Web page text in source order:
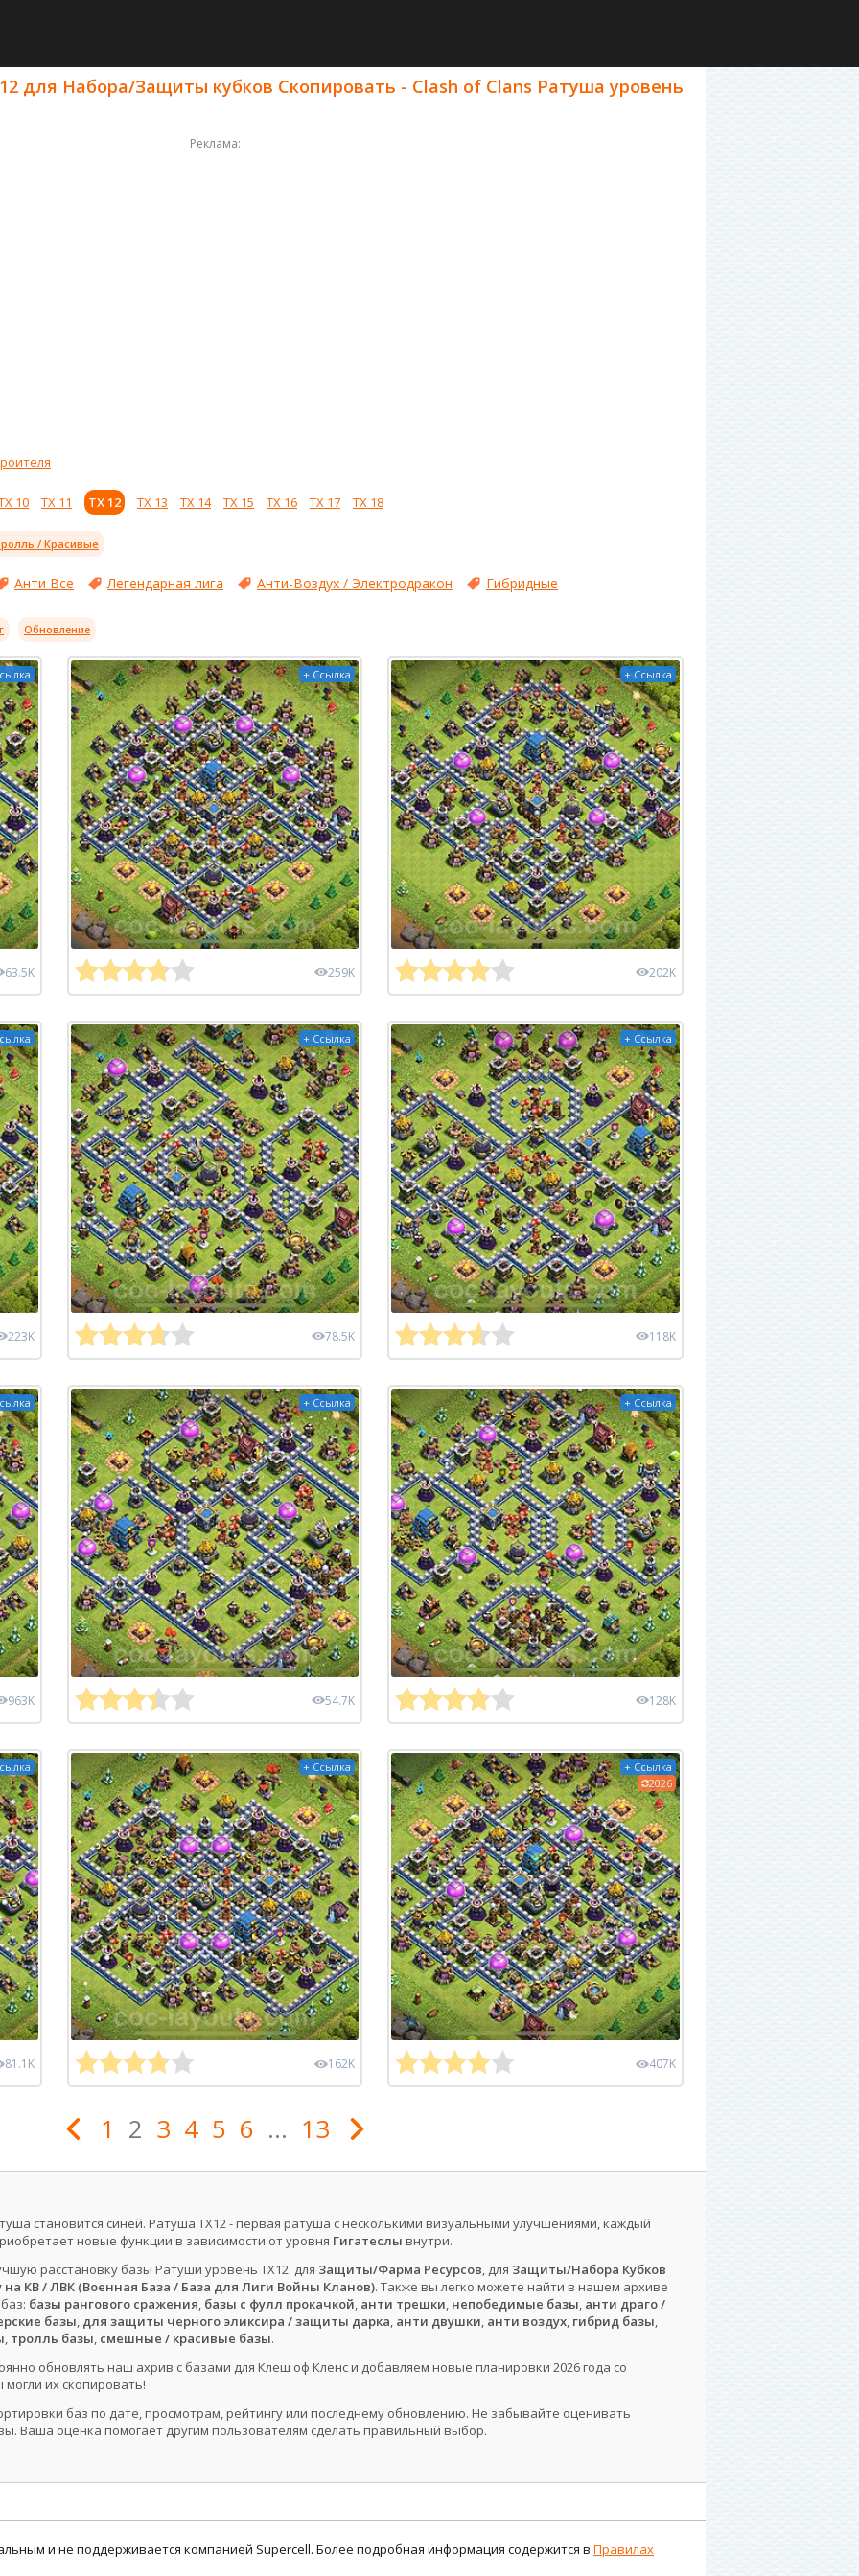
для Набора/Защиты кубков Скопировать - Clash of Clans Ратуша уровень
Реклама:
10 ТХ 11 ТХ 12 ТХ 13 ТХ 14 ТХ 15 ТХ 16 ТХ 17 ТХ 18
/ Красивые
Анти Все Легендарная лига Анти-Воздух / Электродракон Гибридные
Обновление
63.5K
+ Ссылка
259K
+ Ссылка
202K
223K
+ Ссылка
78.5K
+ Ссылка
118K
963K
+ Ссылка
54.7K
+ Ссылка
128K
81.1K
+ Ссылка
162K
+ Ссылка
2026
407K
1 2 3 4 5 6 ... 13
становится синей. Ратуша ТХ12 - первая ратуша с несколькими визуальными улучшениями, каждый
новые функции в зависимости от уровня Гигатеслы внутри.
расстановку базы Ратуши уровень ТХ12: для Защиты/Фарма Ресурсов, для Защиты/Набора Кубков
на КВ / ЛВК (Военная База / База для Лиги Войны Кланов). Также вы легко можете найти в нашем архиве
базы рангового сражения, базы с фулл прокачкой, анти трешки, непобедимые базы, анти драго /
базы, для защиты черного эликсира / защиты дарка, анти двушки, анти воздух, гибрид базы,
, тролль базы, смешные / красивые базы.
обновлять наш ахрив с базами для Клеш оф Кленс и добавляем новые планировки 2026 года со
их скопировать!
баз по дате, просмотрам, рейтингу или последнему обновлению. Не забывайте оценивать
Ваша оценка помогает другим пользователям сделать правильный выбор.
и не поддерживается компанией Supercell. Более подробная информация содержится в Правилах